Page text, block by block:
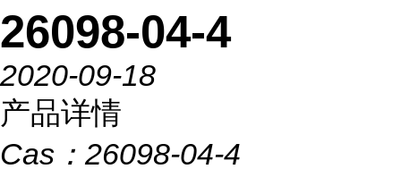
26098-04-4
2020-09-18
产品详情
Cas： 26098-04-4